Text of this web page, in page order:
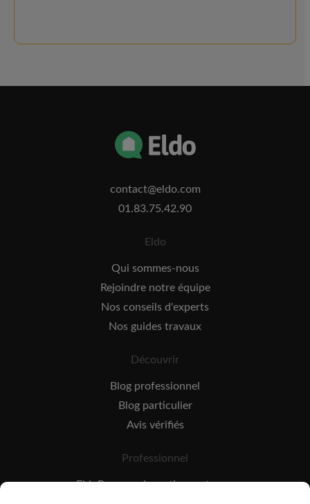
contact@eldo.com
01.83.75.42.90
Eldo
Qui sommes-nous
Rejoindre notre équipe
Nos conseils d'experts
Nos guides travaux
Découvrir
Blog professionnel
Blog particulier
Avis vérifiés
Professionnel
EldoPro pour les artisans et pros